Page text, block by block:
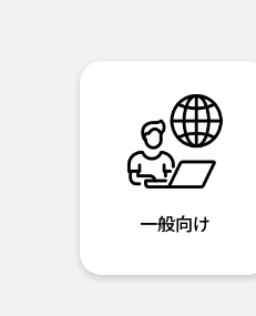
一般向け